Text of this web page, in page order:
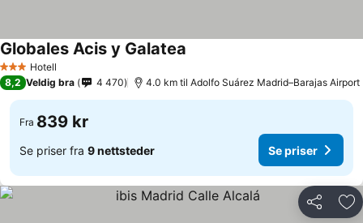
3 StjernerHotell
Globales Acis y Galatea
8,2 Veldig bra 4 470 4.0 km til Adolfo Suárez Madrid–Barajas Airport
Fra 839 kr
Se priser fra 9 nettsteder Se priser
Del